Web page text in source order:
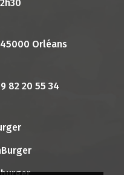
Orléans
82 20 55 34